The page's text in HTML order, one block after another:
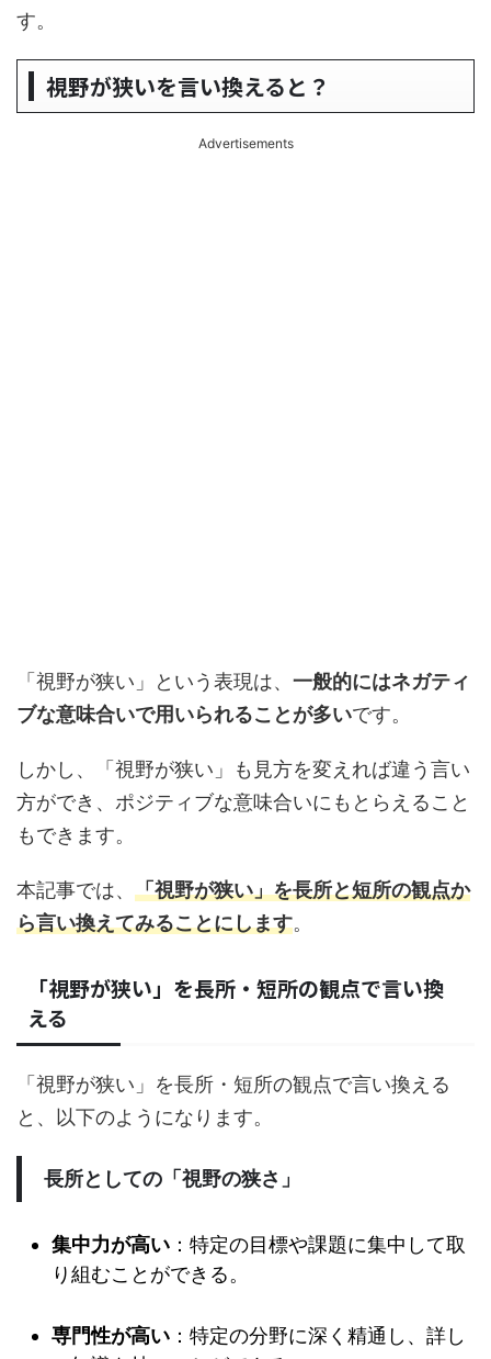
す。
視野が狭いを言い換えると？
Advertisements
「視野が狭い」という表現は、 一般的にはネガティ
ブな意味合いで用いられることが多いです。
しかし、「視野が狭い」も見方を変えれば違う言い
方ができ、ポジティブな意味合いにもとらえること
もできます。
本記事では、 「視野が狭い」を長所と短所の観点か
ら言い換えてみることにします。
「視野が狭い」を長所・短所の観点で言い換
える
「視野が狭い」を長所・短所の観点で言い換える
と、以下のようになります。
長所としての「視野の狭さ」
集中力が高い ：特定の目標や課題に集中して取
り組むことができる。
専門性が高い ：特定の分野に深く精通し、詳し